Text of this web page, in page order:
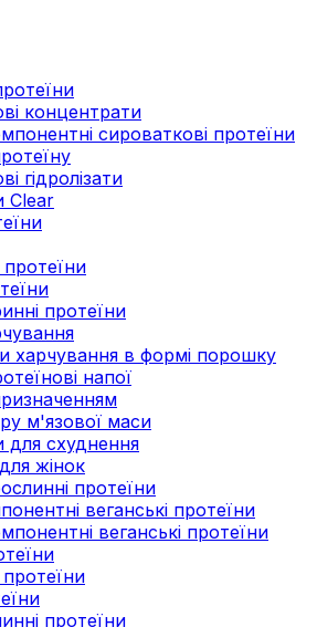
концентрати
сироваткові протеїни
гідролізати
Clear
протеїни
харчування в формі порошку
напої
м'язової маси
для схуднення
жінок
протеїни
веганські протеїни
веганські протеїни
протеїни